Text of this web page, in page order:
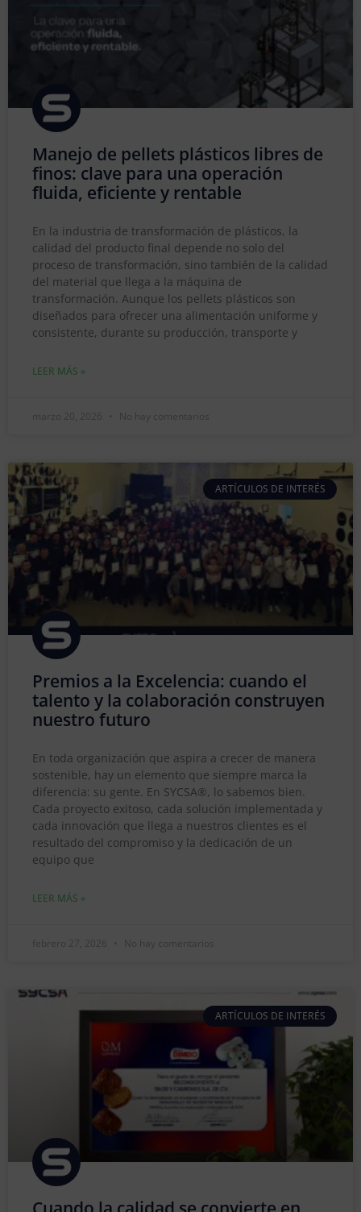
Manejo de pellets plásticos libres de
finos: clave para una operación
fluida, eficiente y rentable
En la industria de transformación de plásticos, la
calidad del producto final depende no solo del
proceso de transformación, sino también de la calidad
del material que llega a la máquina de
transformación. Aunque los pellets plásticos son
diseñados para ofrecer una alimentación uniforme y
consistente, durante su producción, transporte y
LEER MÁS »
marzo 20, 2026 No hay comentarios
ARTÍCULOS DE INTERÉS
Premios a la Excelencia: cuando el
talento y la colaboración construyen
nuestro futuro
En toda organización que aspira a crecer de manera
sostenible, hay un elemento que siempre marca la
diferencia: su gente. En SYCSA®, lo sabemos bien.
Cada proyecto exitoso, cada solución implementada y
cada innovación que llega a nuestros clientes es el
resultado del compromiso y la dedicación de un
equipo que
LEER MÁS »
febrero 27, 2026 No hay comentarios
ARTÍCULOS DE INTERÉS